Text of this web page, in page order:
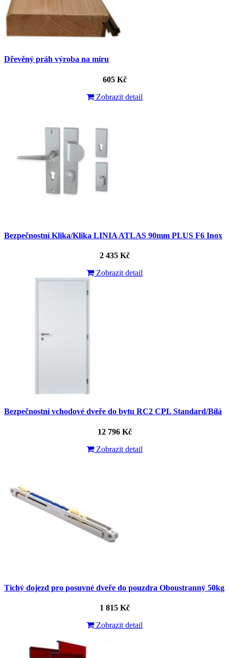
Dřevěný práh výroba na míru
605 Kč
Zobrazit detail
Bezpečnostní Klika/Klika LINIA ATLAS 90mm PLUS F6 Inox
2 435 Kč
Zobrazit detail
Bezpečnostní vchodové dveře do bytu RC2 CPL Standard/Bílá
12 796 Kč
Zobrazit detail
Tichý dojezd pro posuvné dveře do pouzdra Oboustranný 50kg
1 815 Kč
Zobrazit detail